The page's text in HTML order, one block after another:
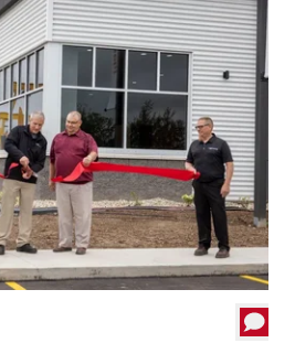
coronavirus - le personnel
après-vente d'Aebi Schmidt
apprend à se connaître
de la formation d'introduction
Canada.